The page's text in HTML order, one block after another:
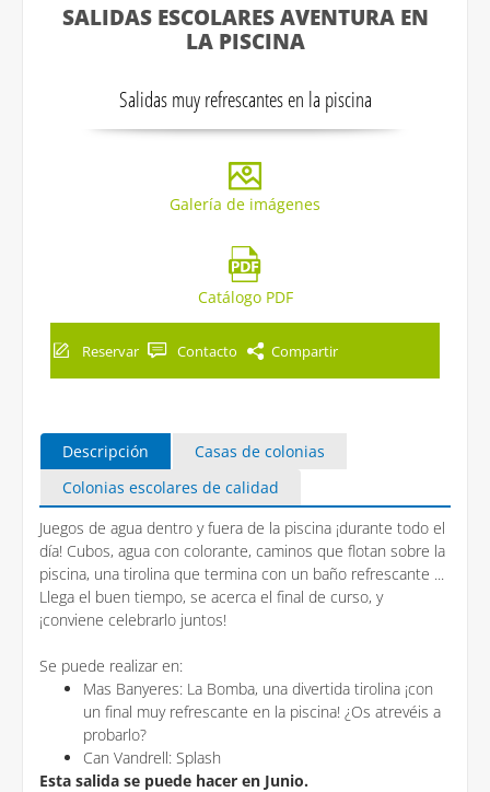
SALIDAS ESCOLARES AVENTURA EN
LA PISCINA
Salidas muy refrescantes en la piscina
Galería de imágenes
Catálogo PDF
Reservar Contacto Compartir
Descripción
Casas de colonias
Colonias escolares de calidad
Juegos de agua dentro y fuera de la piscina ¡durante todo el
día! Cubos, agua con colorante, caminos que flotan sobre la
piscina, una tirolina que termina con un baño refrescante ...
Llega el buen tiempo, se acerca el final de curso, y
¡conviene celebrarlo juntos!
Se puede realizar en:
Mas Banyeres: La Bomba, una divertida tirolina ¡con
un final muy refrescante en la piscina! ¿Os atrevéis a
probarlo?
Can Vandrell: Splash
Esta salida se puede hacer en Junio.